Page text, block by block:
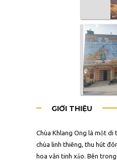
GIỚI THIỆU
Chùa Khlang Ong là một di
chùa linh thiêng, thu hút
hoa văn tinh xảo. Bên